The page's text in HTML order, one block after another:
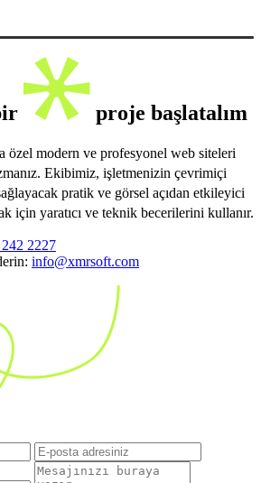
proje başlatalım
özel modern ve profesyonel web siteleri
Ekibimiz, işletmenizin çevrimiçi
pratik ve görsel açıdan etkileyici
için yaratıcı ve teknik becerilerini kullanır.
2227
info@xmrsoft.com